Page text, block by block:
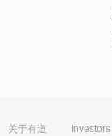
关于有道 Investors